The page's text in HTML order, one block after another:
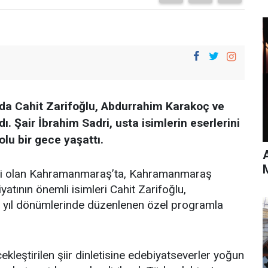
Cahit Zarifoğlu, Abdurrahim Karakoç ve
Şair İbrahim Sadri, usta isimlerin eserlerini
bir gece yaşattı.
olan Kahramanmaraş’ta, Kahramanmaraş
önemli isimleri Cahit Zarifoğlu,
dönümlerinde düzenlenen özel programla
şiir dinletisine edebiyatseverler yoğun